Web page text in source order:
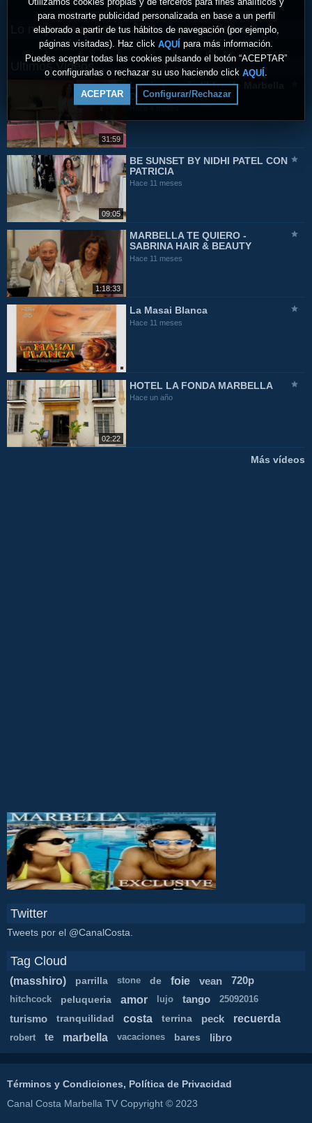
para mostrarte publicidad personalizada en base a un perfil
elaborado a partir de tus hábitos de navegación (por ejemplo,
páginas visitadas). Haz click AQUÍ para más información.
Puedes aceptar todas las cookies pulsando el botón “ACEPTAR”
o configurarlas o rechazar su uso haciendo click AQUÍ
ACEPTAR Configurar/Rechazar
Lo mejor de nuestro canal... Los seguidores!
Ultimos Videos
31:59
Los imprescindibles de Marbella
Design & Art 2026
Hace 4 meses
09:05
BE SUNSET BY NIDHI PATEL CON
PATRICIA
Hace 11 meses
1:18:33
MARBELLA TE QUIERO -
SABRINA HAIR & BEAUTY
Hace 11 meses
La Masai Blanca
Hace 11 meses
02:22
HOTEL LA FONDA MARBELLA
Hace un año
Más vídeos
Twitter
Tweets por el @CanalCosta.
Tag Cloud
(masshiro) parrilla stone de foie vean 720p
hitchcock peluqueria amor lujo tango 25092016
turismo tranquilidad costa terrina peck recuerda
robert te marbella vacaciones bares libro
Términos y Condiciones, Política de Privacidad
Canal Costa Marbella TV Copyright © 2023